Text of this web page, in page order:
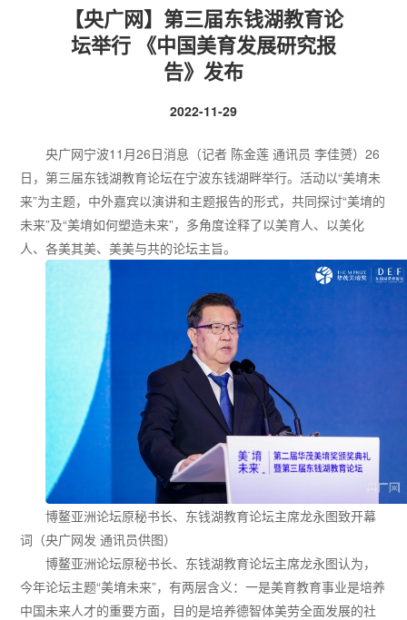
【央广网】第三届东钱湖教育论
坛举行 《中国美育发展研究报
告》发布
2022-11-29
央广网宁波11月26日消息（记者 陈金莲 通讯员 李佳赟）26
日，第三届东钱湖教育论坛在宁波东钱湖畔举行。活动以“美堉未
来”为主题，中外嘉宾以演讲和主题报告的形式，共同探讨“美堉的
未来”及“美堉如何塑造未来”，多角度诠释了以美育人、以美化
人、各美其美、美美与共的论坛主旨。
博鳌亚洲论坛原秘书长、东钱湖教育论坛主席龙永图致开幕
词（央广网发 通讯员供图）
博鳌亚洲论坛原秘书长、东钱湖教育论坛主席龙永图认为，
今年论坛主题“美堉未来”，有两层含义：一是美育教育事业是培养
中国未来人才的重要方面，目的是培养德智体美劳全面发展的社